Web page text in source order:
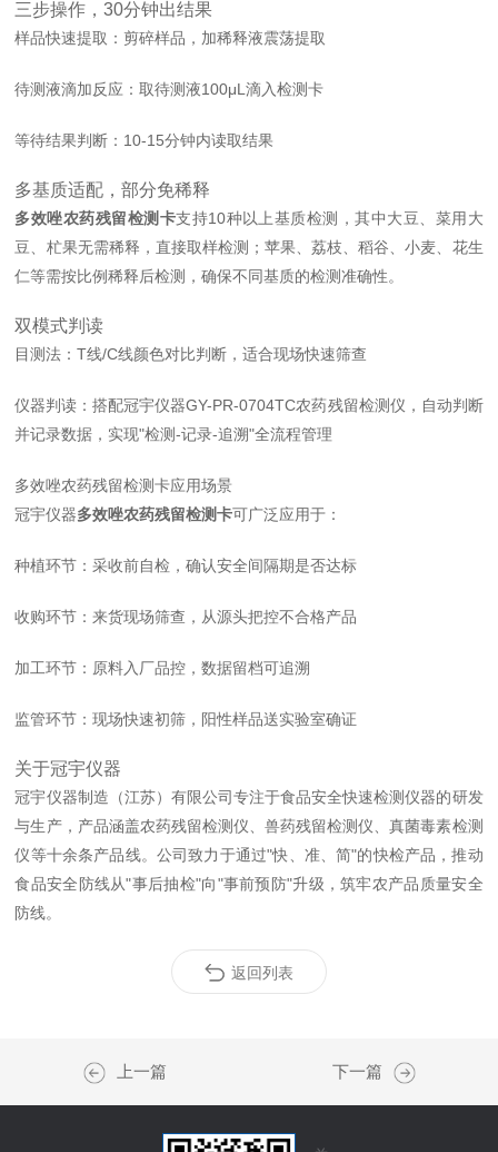
三步操作，30分钟出结果
样品快速提取：剪碎样品，加稀释液震荡提取
待测液滴加反应：取待测液100μL滴入检测卡
等待结果判断：10-15分钟内读取结果
多基质适配，部分免稀释
多效唑农药残留检测卡支持10种以上基质检测，其中大豆、菜用大
豆、杧果无需稀释，直接取样检测；苹果、荔枝、稻谷、小麦、花生
仁等需按比例稀释后检测，确保不同基质的检测准确性。
双模式判读
目测法：T线/C线颜色对比判断，适合现场快速筛查
仪器判读：搭配冠宇仪器GY-PR-0704TC农药残留检测仪，自动判断
并记录数据，实现"检测-记录-追溯"全流程管理
多效唑农药残留检测卡应用场景
冠宇仪器多效唑农药残留检测卡可广泛应用于：
种植环节：采收前自检，确认安全间隔期是否达标
收购环节：来货现场筛查，从源头把控不合格产品
加工环节：原料入厂品控，数据留档可追溯
监管环节：现场快速初筛，阳性样品送实验室确证
关于冠宇仪器
冠宇仪器制造（江苏）有限公司专注于食品安全快速检测仪器的研发
与生产，产品涵盖农药残留检测仪、兽药残留检测仪、真菌毒素检测
仪等十余条产品线。公司致力于通过"快、准、简"的快检产品，推动
食品安全防线从"事后抽检"向"事前预防"升级，筑牢农产品质量安全
防线。
返回列表
上一篇 下一篇